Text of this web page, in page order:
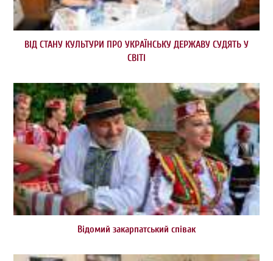
ВІД СТАНУ КУЛЬТУРИ ПРО УКРАЇНСЬКУ ДЕРЖАВУ СУДЯТЬ У
СВІТІ
Відомий закарпатський співак